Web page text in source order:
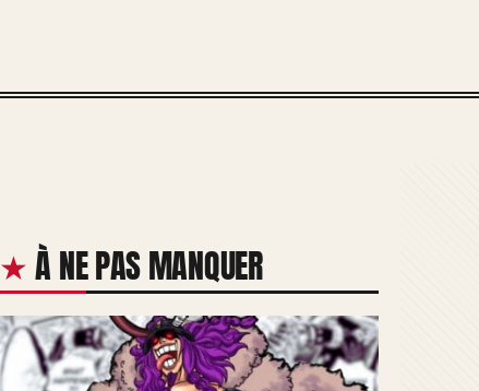
À NE PAS MANQUER